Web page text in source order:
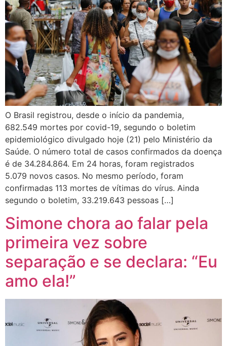
O Brasil registrou, desde o início da pandemia,
682.549 mortes por covid-19, segundo o boletim
epidemiológico divulgado hoje (21) pelo Ministério da
Saúde. O número total de casos confirmados da doença
é de 34.284.864. Em 24 horas, foram registrados
5.079 novos casos. No mesmo período, foram
confirmadas 113 mortes de vítimas do vírus. Ainda
segundo o boletim, 33.219.643 pessoas […]
Simone chora ao falar pela
primeira vez sobre
separação e se declara: “Eu
amo ela!”